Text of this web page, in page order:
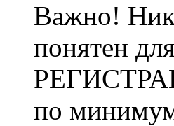
Важно! Ник
понятен
по